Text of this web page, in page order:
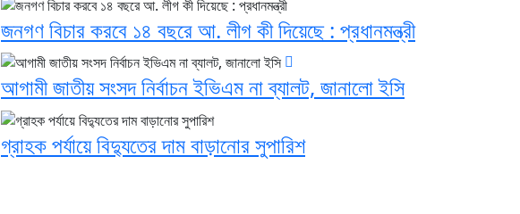
জনগণ বিচার করবে ১৪ বছরে আ. লীগ কী দিয়েছে : প্রধানমন্ত্রী
আগামী জাতীয় সংসদ নির্বাচন ইভিএম না ব্যালট, জানালো ইসি
গ্রাহক পর্যায়ে বিদ্যুতের দাম বাড়ানোর সুপারিশ